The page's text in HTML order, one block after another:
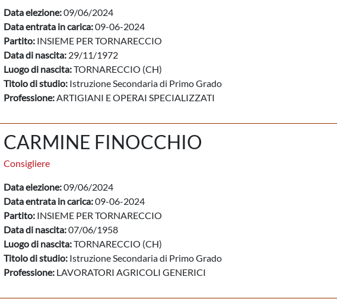
Data elezione:09/06/2024
Data entrata in carica:09-06-2024
Partito: INSIEME PER TORNARECCIO
Data di nascita: 29/11/1972
Luogo di nascita:TORNARECCIO (CH)
Titolo di studio: Istruzione Secondaria di Primo Grado
Professione:ARTIGIANI E OPERAI SPECIALIZZATI
CARMINE FINOCCHIO
Consigliere
Data elezione:09/06/2024
Data entrata in carica:09-06-2024
Partito: INSIEME PER TORNARECCIO
Data di nascita:07/06/1958
Luogo di nascita:TORNARECCIO (CH)
Titolo di studio: Istruzione Secondaria di Primo Grado
Professione: LAVORATORI AGRICOLI GENERICI